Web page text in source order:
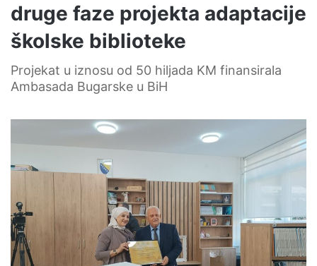
druge faze projekta adaptacije
školske biblioteke
Projekat u iznosu od 50 hiljada KM finansirala
Ambasada Bugarske u BiH